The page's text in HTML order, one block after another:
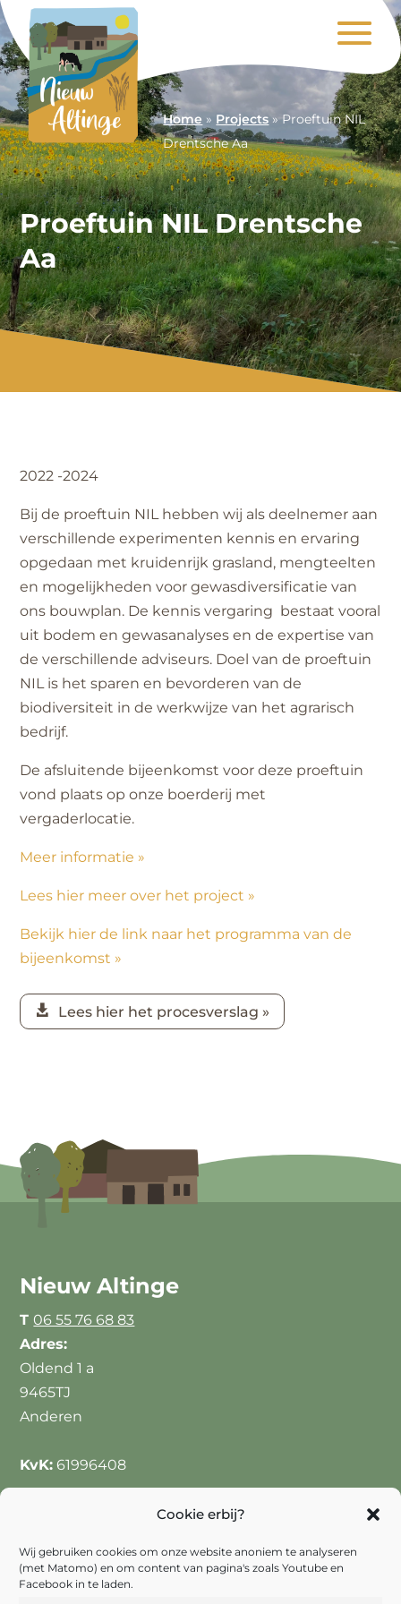
Cookie erbij?
Wij gebruiken cookies om onze website anoniem te analyseren
(met Matomo) en om content van pagina's zoals Youtube en
Facebook in te laden.
Home » Projects »Proeftuin NIL
Drentsche Aa
Proeftuin NIL Drentsche
Aa
2022 -2024
Bij de proeftuin NIL hebben wij als deelnemer aan
verschillende experimenten kennis en ervaring
opgedaan met kruidenrijk grasland, mengteelten
en mogelijkheden voor gewasdiversificatie van
ons bouwplan. De kennis vergaring bestaat vooral
uit bodem en gewasanalyses en de expertise van
de verschillende adviseurs. Doel van de proeftuin
NIL is het sparen en bevorderen van de
biodiversiteit in de werkwijze van het agrarisch
bedrijf.
De afsluitende bijeenkomst voor deze proeftuin
vond plaats op onze boerderij met
vergaderlocatie.
Meer informatie »
Lees hier meer over het project »
Bekijk hier de link naar het programma van de
bijeenkomst »
Lees hier het procesverslag »
Nieuw Altinge
T 06 55 76 68 83
Adres:
Oldend 1 a
9465TJ
Anderen
KvK: 61996408
Handige links
Projecten
Melkveehouderij